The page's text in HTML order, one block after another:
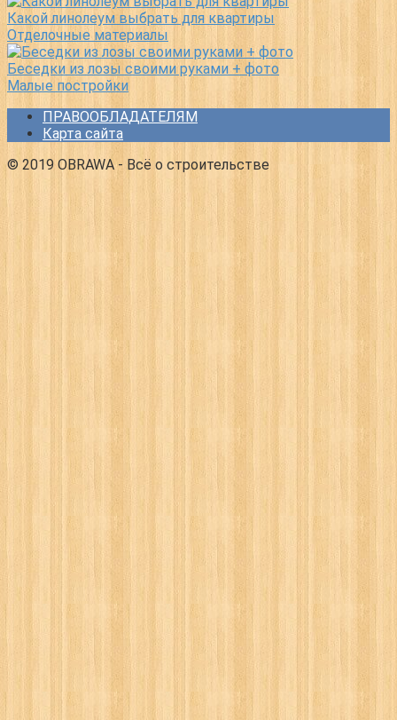
Какой линолеум выбрать для квартиры
Отделочные материалы
Беседки из лозы своими руками + фото
Малые постройки
ПРАВООБЛАДАТЕЛЯМ
Карта сайта
© 2019 OBRAWA - Всё о строительстве